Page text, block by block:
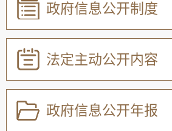
政府信息公开制度
法定主动公开内容
政府信息公开年报